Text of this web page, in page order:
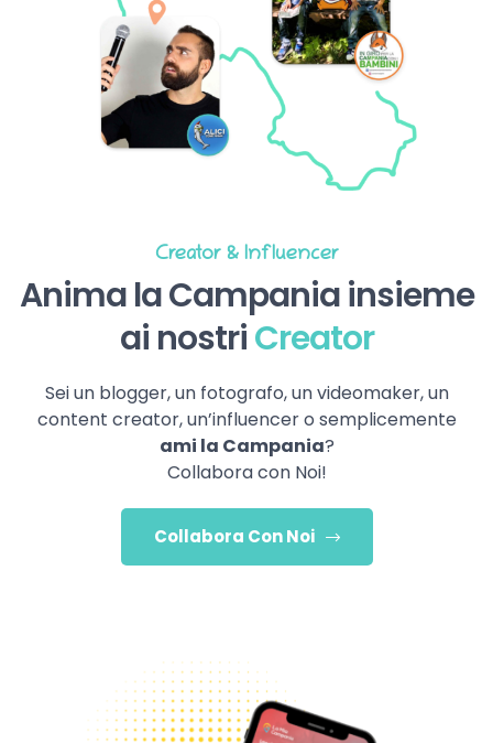
Creator & Influencer
Anima la Campania insieme
ai nostriCreator
Sei un blogger, un fotografo, un videomaker, un
content creator, un’influencer o semplicemente
ami la Campania?
Collabora con Noi!
Collabora Con Noi